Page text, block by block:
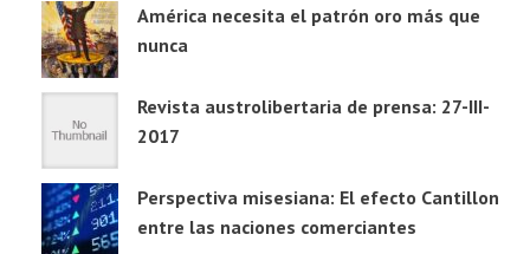
América necesita el patrón oro más que
nunca
Revista austrolibertaria de prensa: 27-III-
2017
Perspectiva misesiana: El efecto Cantillon
entre las naciones comerciantes